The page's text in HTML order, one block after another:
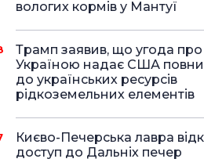
вологих кормів у Мантуї
Трамп заявив, що угода
Україною надає США
до українських ресурсів
рідкоземельних елементів
Києво-Печерська лавра
доступ до Дальніх печер